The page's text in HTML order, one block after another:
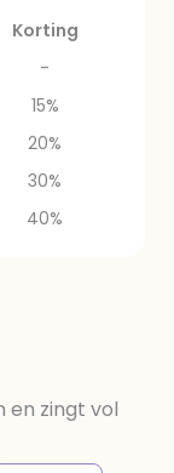
Korting
-
15%
20%
30%
40%
en zingt vol